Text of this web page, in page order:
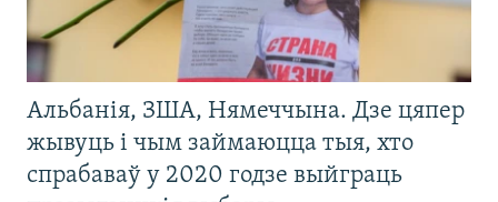
Альбанія, ЗША, Нямеччына. Дзе цяпер
жывуць і чым займаюцца тыя, хто
спрабаваў у 2020 годзе выйграць